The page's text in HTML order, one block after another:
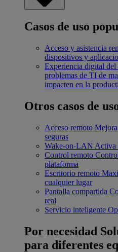
Casos de uso
Acceso y asistencia
dispositivos y
Experiencia digital
problemas de TI de
impacten en la
Otros casos de
Acceso remoto
seguras
Wake-on-LAN Activa
Control remoto
plataforma
Escritorio remoto
cualquier lugar
Pantalla compartida
real
Servicio inteligente
Por necesidad
para diferentes